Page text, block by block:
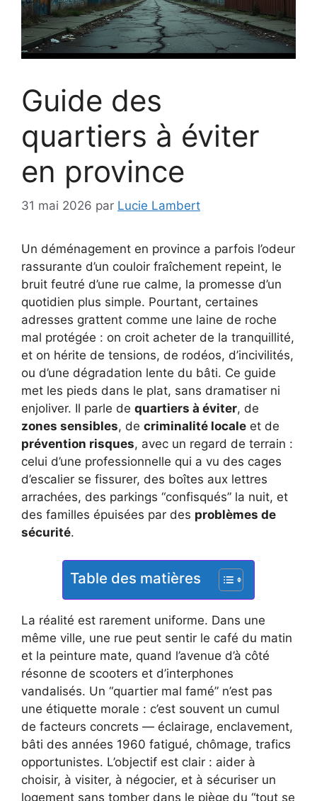
Guide des
quartiers à éviter
en province
31 mai 2026 par Lucie Lambert
Un déménagement en province a parfois l’odeur
rassurante d’un couloir fraîchement repeint, le
bruit feutré d’une rue calme, la promesse d’un
quotidien plus simple. Pourtant, certaines
adresses grattent comme une laine de roche
mal protégée : on croit acheter de la tranquillité,
et on hérite de tensions, de rodéos, d’incivilités,
ou d’une dégradation lente du bâti. Ce guide
met les pieds dans le plat, sans dramatiser ni
enjoliver. Il parle de quartiers à éviter, de
zones sensibles, de criminalité locale et de
prévention risques, avec un regard de terrain :
celui d’une professionnelle qui a vu des cages
d’escalier se fissurer, des boîtes aux lettres
arrachées, des parkings “confisqués” la nuit, et
des familles épuisées par des problèmes de
sécurité.
Table des matières
La réalité est rarement uniforme. Dans une
même ville, une rue peut sentir le café du matin
et la peinture mate, quand l’avenue d’à côté
résonne de scooters et d’interphones
vandalisés. Un “quartier mal famé” n’est pas
une étiquette morale : c’est souvent un cumul
de facteurs concrets — éclairage, enclavement,
bâti des années 1960 fatigué, chômage, trafics
opportunistes. L’objectif est clair : aider à
choisir, à visiter, à négocier, et à sécuriser un
logement sans tomber dans le piège du “tout se